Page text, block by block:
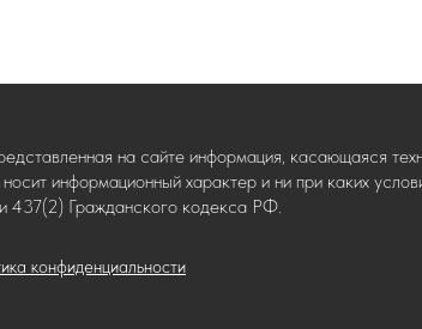
конфиденциальности
на сайте информация, касающаяся
носит информационный характер и ни при каких
437(2) Гражданского кодекса РФ.